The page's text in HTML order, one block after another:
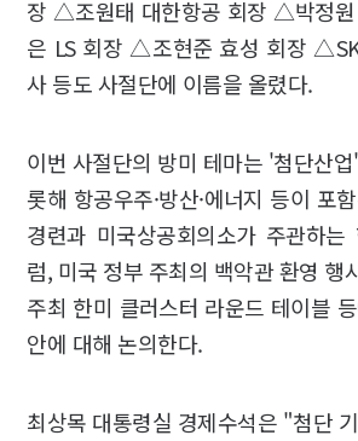
장 △조원태 대한항공 회장 △박정
은 LS 회장 △조현준 효성 회장
사 등도 사절단에 이름을 올렸다.
이번 사절단의 방미 테마는 '첨단산
롯해 항공우주·방산·에너지 등이 포
경련과 미국상공회의소가 주관하
럼, 미국 정부 주최의 백악관 환영 행
주최 한미 클러스터 라운드 테이블
안에 대해 논의한다.
최상목 대통령실 경제수석은 "첨단